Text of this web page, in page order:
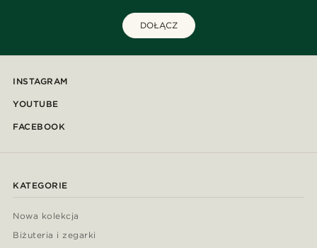
DOŁĄCZ
INSTAGRAM
YOUTUBE
FACEBOOK
KATEGORIE
Nowa kolekcja
Biżuteria i zegarki